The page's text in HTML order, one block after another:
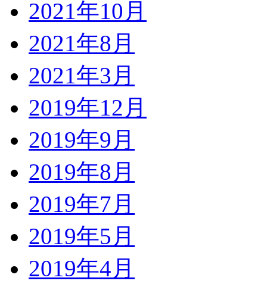
2021年10月
2021年8月
2021年3月
2019年12月
2019年9月
2019年8月
2019年7月
2019年5月
2019年4月